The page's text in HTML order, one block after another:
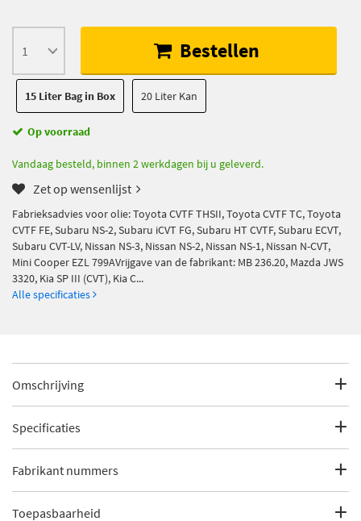
Bestellen
15 Liter Bag in Box 20 Liter Kan
Op voorraad
Vandaag besteld, binnen 2 werkdagen bij u geleverd.
Zet op wensenlijst
Fabrieksadvies voor olie: Toyota CVTF THSII, Toyota CVTF TC, Toyota
CVTF FE, Subaru NS-2, Subaru iCVT FG, Subaru HT CVTF, Subaru ECVT,
Subaru CVT-LV, Nissan NS-3, Nissan NS-2, Nissan NS-1, Nissan N-CVT,
Mini Cooper EZL 799AVrijgave van de fabrikant: MB 236.20, Mazda JWS
3320, Kia SP III (CVT), Kia C...
Alle specificaties
Omschrijving
Fabrieksadvies voor olie: Toyota CVTF THSII, Toyota CVTF TC,
Toyota CVTF FE, Subaru NS-2, Subaru iCVT FG, Subaru HT
CVTF, Subaru ECVT, Subaru CVT-LV, Nissan NS-3, Nissan NS-2,
de fabrikant: MB 236.20, Mazda JWS 3320, Kia SP III (CVT), Kia
CVT-1, Jatco CVT 8 HybridSpecificatie: VW G 052 516, VW G 052
180, Mopar CVTF+4, Jeep NS-2, Hybrid e-CVT, Honda HMMF,
Specificaties
Fabrikantcode
Fabrikant nummers
Chrysler/Dodge/Jeep
Toepasbaarheid